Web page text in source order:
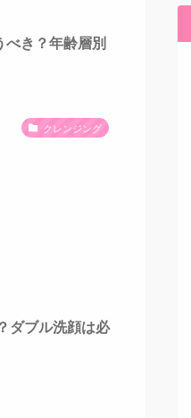
べき？年齢層別
クレンジング
ダブル洗顔は必